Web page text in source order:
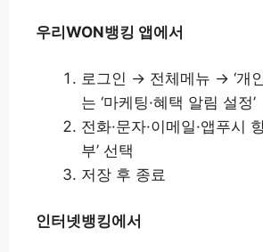
우리WON뱅킹 앱에서
로그인 → 전체메뉴 → ‘개
는 ‘마케팅·혜택 알림 설정’
전화·문자·이메일·앱푸시
부’ 선택
저장 후 종료
인터넷뱅킹에서